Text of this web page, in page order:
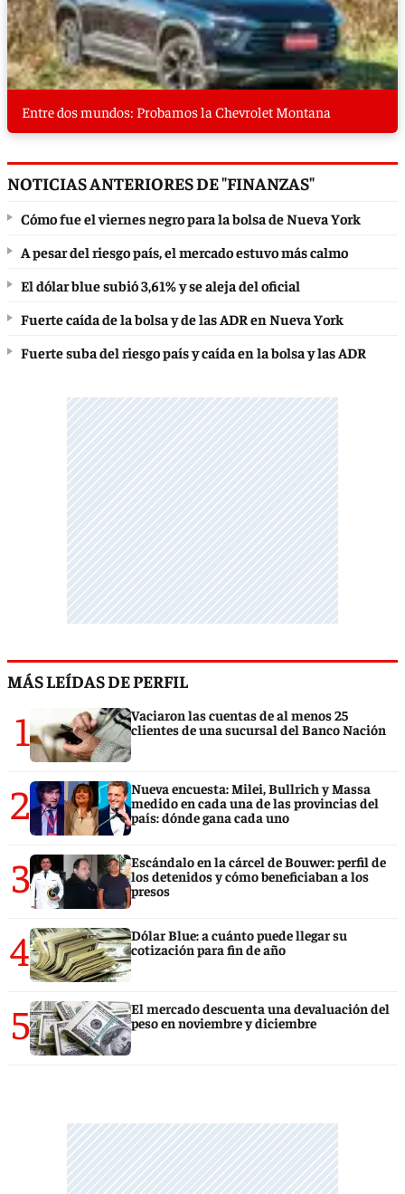
Entre dos mundos: Probamos la Chevrolet Montana
NOTICIAS ANTERIORES DE "FINANZAS"
Cómo fue el viernes negro para la bolsa de Nueva York
A pesar del riesgo país, el mercado estuvo más calmo
El dólar blue subió 3,61% y se aleja del oficial
Fuerte caída de la bolsa y de las ADR en Nueva York
Fuerte suba del riesgo país y caída en la bolsa y las ADR
MÁS LEÍDAS DE PERFIL
1
Vaciaron las cuentas de al menos 25
clientes de una sucursal del Banco Nación
2
Nueva encuesta: Milei, Bullrich y Massa
medido en cada una de las provincias del
país: dónde gana cada uno
3
Escándalo en la cárcel de Bouwer: perfil de
los detenidos y cómo beneficiaban a los
presos
4
Dólar Blue: a cuánto puede llegar su
cotización para fin de año
5
El mercado descuenta una devaluación del
peso en noviembre y diciembre